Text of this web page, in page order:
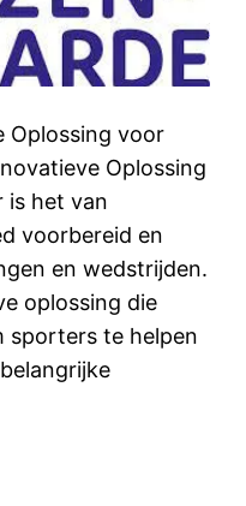
Oplossing voor
Oplossing
is het van
voorbereid en
en wedstrijden.
oplossing die
sporters te helpen